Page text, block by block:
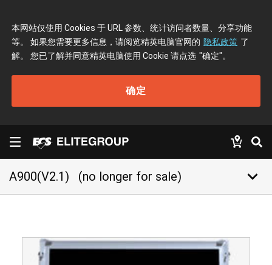
本网站仅使用 Cookies 于 URL 参数、统计访问者数量、分享功能
等。 如果您需要更多信息，请阅览精英电脑官网的 隐私政策 了
解。 您已了解并同意精英电脑使用 Cookie 请点选 "确定"。
确定
A900(V2.1) (no longer for sale) keyboard_arrow_down